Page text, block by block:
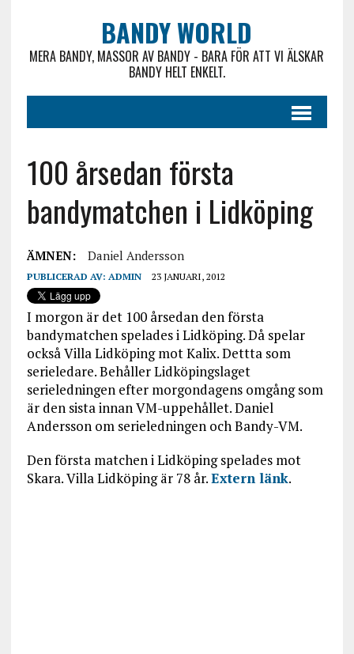
BANDY WORLD
MERA BANDY, MASSOR AV BANDY - BARA FÖR ATT VI ÄLSKAR
BANDY HELT ENKELT.
100 årsedan första
bandymatchen i Lidköping
ÄMNEN: Daniel Andersson
PUBLICERAD AV: ADMIN 23 JANUARI, 2012
I morgon är det 100 årsedan den första
bandymatchen spelades i Lidköping. Då spelar
också Villa Lidköping mot Kalix. Dettta som
serieledare. Behåller Lidköpingslaget
serieledningen efter morgondagens omgång som
är den sista innan VM-uppehållet. Daniel
Andersson om serieledningen och Bandy-VM.
Den första matchen i Lidköping spelades mot
Skara. Villa Lidköping är 78 år.Extern länk.